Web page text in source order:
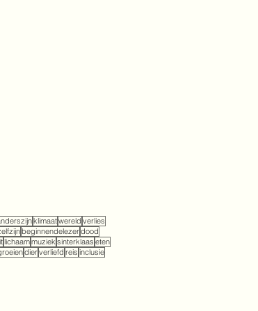
klimaatwereld verlies
beginnendelezerdood
lichaammuziek sinterklaas eten
dierverliefd reis inclusie